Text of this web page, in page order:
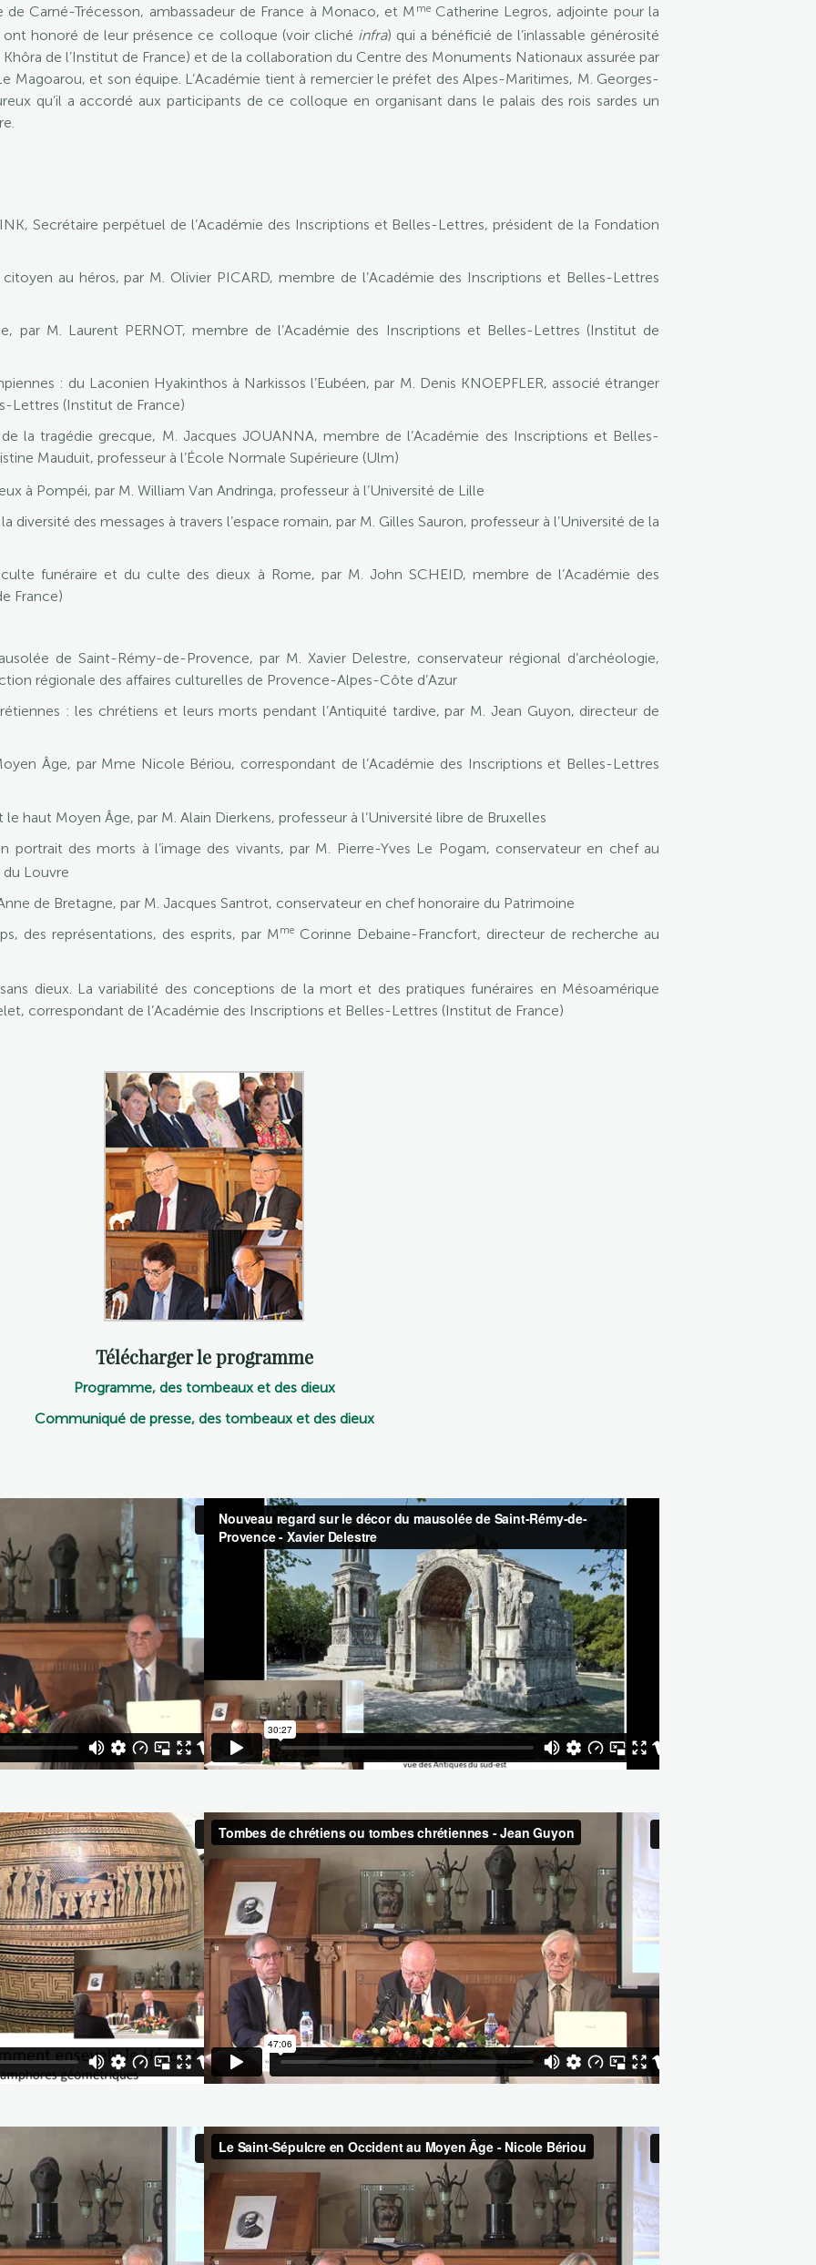
de Carné-Trécesson, ambassadeur de France à Monaco, et M meCatherine Legros, adjointe pour la
honoré de leur présence ce colloque (voir cliché infra) qui a bénéficié de l’inlassable générosité
de l’Institut de France) et de la collaboration du Centre des Monuments Nationaux assurée par
Magoarou, et son équipe. L’Académie tient à remercier le préfet des Alpes-Maritimes, M. Georges-
qu’il a accordé aux participants de ce colloque en organisant dans le palais des rois sardes un
Secrétaire perpétuel de l’Académie des Inscriptions et Belles-Lettres, président de la Fondation
au héros, par M. Olivier PICARD, membre de l’Académie des Inscriptions et Belles-Lettres
par M. Laurent PERNOT, membre de l’Académie des Inscriptions et Belles-Lettres (Institut de
: du Laconien Hyakinthos à Narkissos l’Eubéen, par M. Denis KNOEPFLER, associé étranger
Lettres (Institut de France)
la tragédie grecque, M. Jacques JOUANNA, membre de l’Académie des Inscriptions et Belles-
Mauduit, professeur à l’École Normale Supérieure (Ulm)
à Pompéi, par M. William Van Andringa, professeur à l’Université de Lille
des messages à travers l’espace romain, par M. Gilles Sauron, professeur à l’Université de la
funéraire et du culte des dieux à Rome, par M. John SCHEID, membre de l’Académie des
France)
de Saint-Rémy-de-Provence, par M. Xavier Delestre, conservateur régional d’archéologie,
régionale des affaires culturelles de Provence-Alpes-Côte d’Azur
: les chrétiens et leurs morts pendant l’Antiquité tardive, par M. Jean Guyon, directeur de
Âge, par Mme Nicole Bériou, correspondant de l’Académie des Inscriptions et Belles-Lettres
haut Moyen Âge, par M. Alain Dierkens, professeur à l’Université libre de Bruxelles
portrait des morts à l’image des vivants, par M. Pierre-Yves Le Pogam, conservateur en chef au
Louvre
de Bretagne, par M. Jacques Santrot, conservateur en chef honoraire du Patrimoine
des représentations, des esprits, par M me Corinne Debaine-Francfort, directeur de recherche au
dieux. La variabilité des conceptions de la mort et des pratiques funéraires en Mésoamérique
correspondant de l’Académie des Inscriptions et Belles-Lettres (Institut de France)
Télécharger le programme
Programme, des tombeaux et des dieux
Communiqué de presse, des tombeaux et des dieux